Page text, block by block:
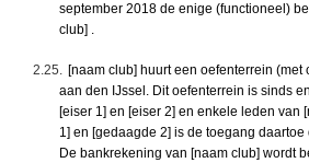
september 2018 de enige (functioneel)
club] .
2.25. [naam club] huurt een oefenterrein
aan den IJssel. Dit oefenterrein is sinds
[eiser 1] en [eiser 2] en enkele leden van
1] en [gedaagde 2] is de toegang
De bankrekening van [naam club] wordt